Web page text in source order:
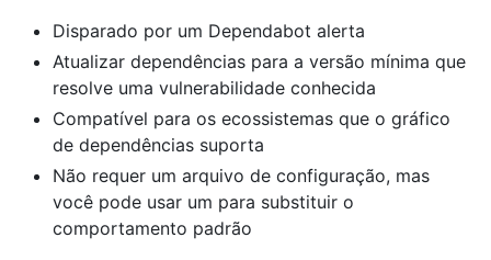
Disparado por um Dependabot alerta
Atualizar dependências para a versão mínima que
resolve uma vulnerabilidade conhecida
Compatível para os ecossistemas que o gráfico
de dependências suporta
Não requer um arquivo de configuração, mas
você pode usar um para substituir o
comportamento padrão